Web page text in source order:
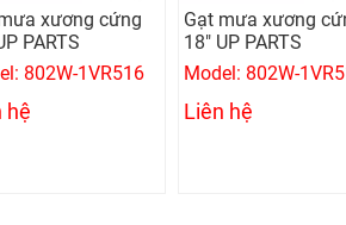
xương cứng
PARTS
802W-1VR516
hệ
Gạt mưa xương
18" UP PARTS
Model: 802W-
Liên hệ